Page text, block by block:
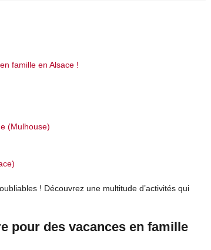
famille en Alsace !
(Mulhouse)
! Découvrez une multitude d’activités qui
pour des vacances en famille